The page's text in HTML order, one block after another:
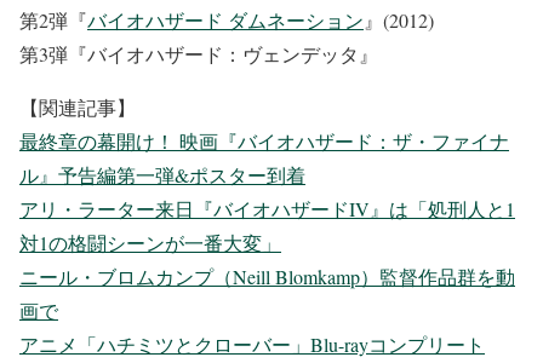
第2弾『バイオハザード ダムネーション 』(2012)
第3弾『バイオハザード：ヴェンデッタ』
【関連記事】
最終章の幕開け！ 映画『バイオハザード：ザ・ファイナ
ル』予告編第一弾&ポスター到着
アリ・ラーター来日『バイオハザードIV』は「処刑人と1
対1の格闘シーンが一番大変」
ニール・ブロムカンプ（Neill Blomkamp）監督作品群を動
画で
アニメ「ハチミツとクローバー」Blu-rayコンプリート